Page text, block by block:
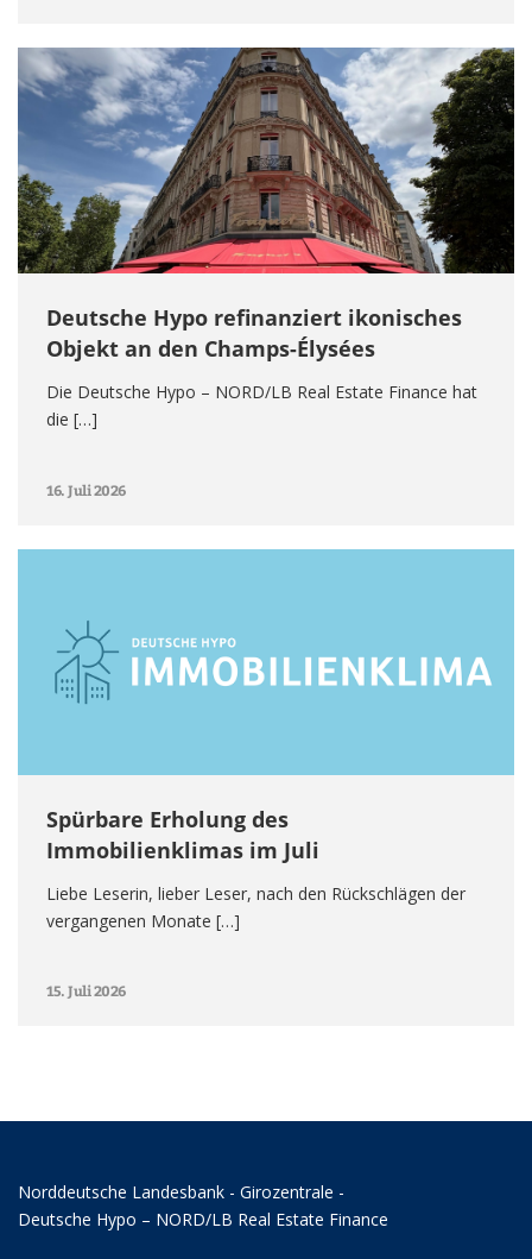
Deutsche Hypo refinanziert ikonisches
Objekt an den Champs-Élysées
Die Deutsche Hypo – NORD/LB Real Estate Finance hat
die […]
16. Juli 2026
Spürbare Erholung des
Immobilienklimas im Juli
Liebe Leserin, lieber Leser, nach den Rückschlägen der
vergangenen Monate […]
15. Juli 2026
Norddeutsche Landesbank - Girozentrale -
Deutsche Hypo – NORD/LB Real Estate Finance